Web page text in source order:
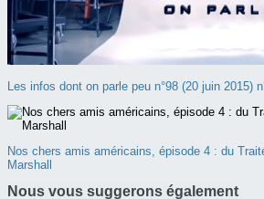
Les infos dont on parle peu n°98 (20 juin 2015)
Nos chers amis américains, épisode 4 : du
Marshall
Nous vous suggerons également